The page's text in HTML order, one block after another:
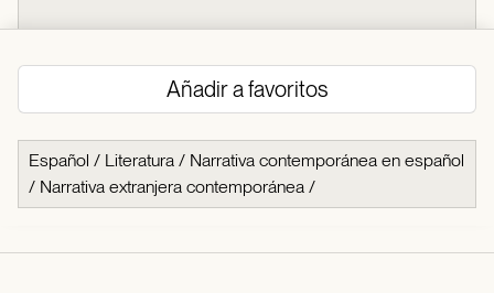
Añadir a favoritos
Español / Literatura / Narrativa contemporánea en español
/ Narrativa extranjera contemporánea /